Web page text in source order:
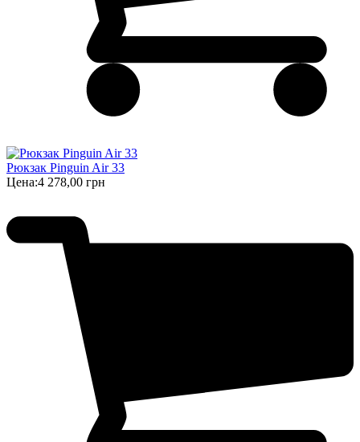
Рюкзак Pinguin Air 33
Цена:4 278,00 грн